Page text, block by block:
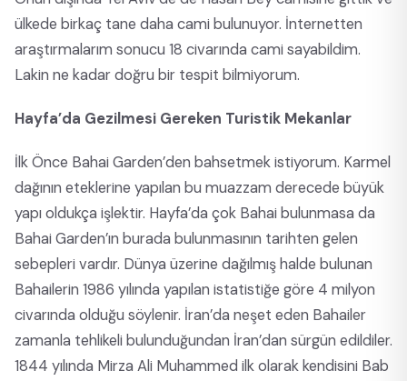
ülkede birkaç tane daha cami bulunuyor. İnternetten
araştırmalarım sonucu 18 civarında cami sayabildim.
Lakin ne kadar doğru bir tespit bilmiyorum.
Hayfa’da Gezilmesi Gereken Turistik Mekanlar
İlk Önce Bahai Garden’den bahsetmek istiyorum. Karmel
dağının eteklerine yapılan bu muazzam derecede büyük
yapı oldukça işlektir. Hayfa’da çok Bahai bulunmasa da
Bahai Garden’ın burada bulunmasının tarihten gelen
sebepleri vardır. Dünya üzerine dağılmış halde bulunan
Bahailerin 1986 yılında yapılan istatistiğe göre 4 milyon
civarında olduğu söylenir. İran’da neşet eden Bahailer
zamanla tehlikeli bulunduğundan İran’dan sürgün edildiler.
1844 yılında Mirza Ali Muhammed ilk olarak kendisini Bab